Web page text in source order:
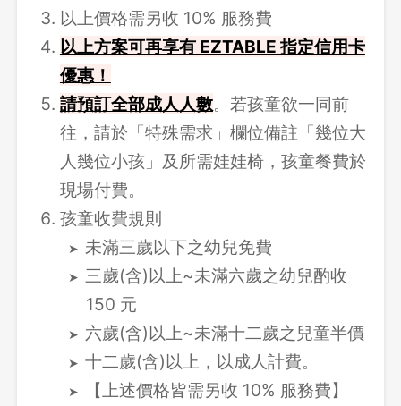
以上價格需另收 10% 服務費
以上方案可再享有 EZTABLE 指定信用卡
優惠！
請預訂全部成人人數。若孩童欲一同前
往，請於「特殊需求」欄位備註「幾位大
人幾位小孩」及所需娃娃椅，孩童餐費於
現場付費。
孩童收費規則
未滿三歲以下之幼兒免費
三歲(含)以上~未滿六歲之幼兒酌收
150 元
六歲(含)以上~未滿十二歲之兒童半價
十二歲(含)以上，以成人計費。
【上述價格皆需另收 10% 服務費】